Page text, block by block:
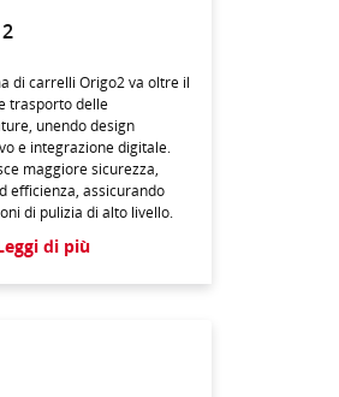
di carrelli Origo2 va oltre il
trasporto delle
unendo design
e integrazione digitale.
maggiore sicurezza,
efficienza, assicurando
di pulizia di alto livello.
di più